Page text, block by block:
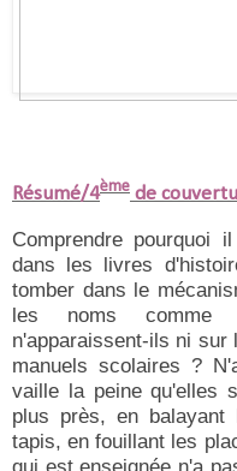
Résumé/4ème de
Comprendre pourquoi
dans les livres
tomber dans le
les noms comme
n'apparaissent-ils ni
manuels scolaires ?
vaille la peine qu'elles
plus près, en balayant
tapis, en fouillant les